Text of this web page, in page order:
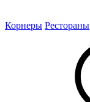
Корнеры Рестораны